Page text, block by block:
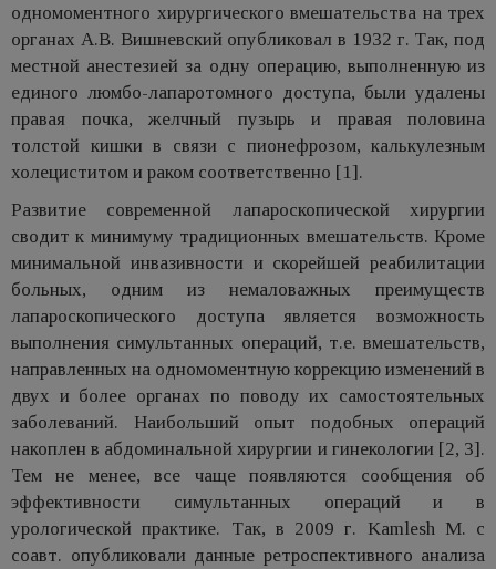
одномоментного хирургического вмешательства на трех
органах А.В. Вишневский опубликовал в 1932 г. Так, под
местной анестезией за одну операцию, выполненную из
единого люмбо-лапаротомного доступа, были удалены
правая почка, желчный пузырь и правая половина
толстой кишки в связи с пионефрозом, калькулезным
холециститом и раком соответственно [1].
Развитие современной лапароскопической хирургии
сводит к минимуму традиционных вмешательств. Кроме
минимальной инвазивности и скорейшей реабилитации
больных, одним из немаловажных преимуществ
лапароскопического доступа является возможность
выполнения симультанных операций, т.е. вмешательств,
направленных на одномоментную коррекцию изменений в
двух и более органах по поводу их самостоятельных
заболеваний. Наибольший опыт подобных операций
накоплен в абдоминальной хирургии и гинекологии [2, 3].
Тем не менее, все чаще появляются сообщения об
эффективности симультанных операций и в
урологической практике. Так, в 2009 г. Kamlesh M. с
соавт. опубликовали данные ретроспективного анализа